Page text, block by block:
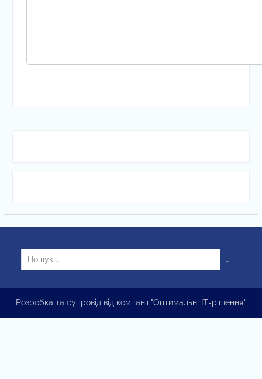
Пошук:
Розробка та супровід від компанії "Оптимальні ІТ-рішення"